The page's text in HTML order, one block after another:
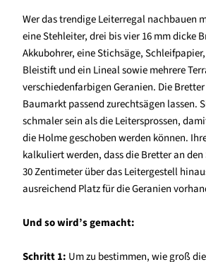
Wer das trendige Leiterregal nachbauen
eine Stehleiter, drei bis vier 16 mm dicke
Akkubohrer, eine Stichsäge,
Bleistift und ein Lineal sowie mehrere
verschiedenfarbigen Geranien. Die
Baumarkt passend zurechtsägen lassen.
schmaler sein als die Leitersprossen,
die Holme geschoben werden können.
kalkuliert werden, dass die Bretter an
30 Zentimeter über das Leitergestell
ausreichend Platz für die Geranien
Und so wird’s gemacht:
Schritt 1: Um zu bestimmen, wie groß